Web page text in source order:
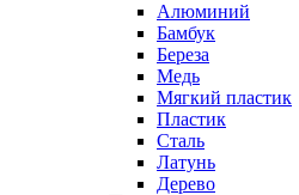
Алюминий
Бамбук
Береза
Медь
Мягкий пластик
Пластик
Сталь
Латунь
Дерево